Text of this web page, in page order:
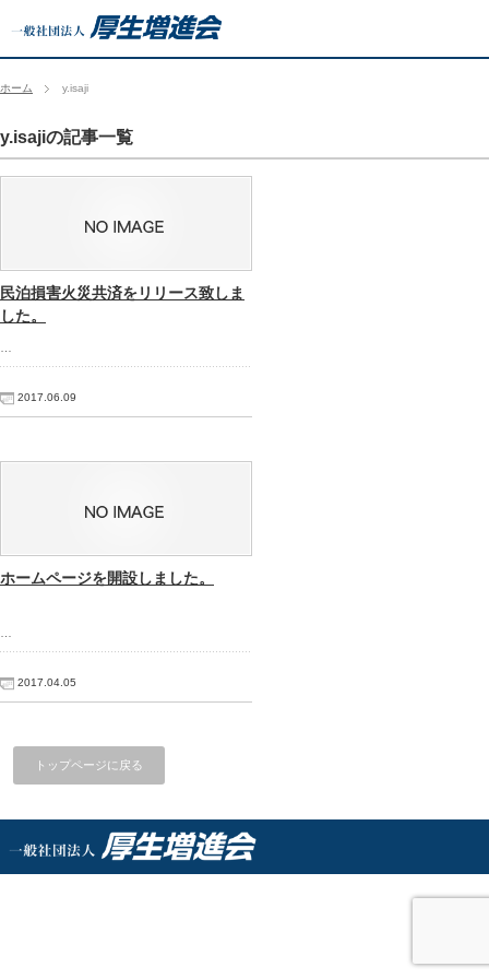
ホーム y.isaji
y.isajiの記事一覧
民泊損害火災共済をリリース致しま
した。
2017.06.09
ホームページを開設しました。
2017.04.05
トップページに戻る